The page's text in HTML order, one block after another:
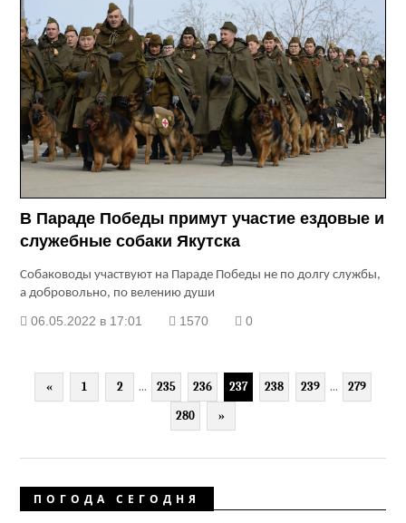
В Параде Победы примут участие ездовые и
служебные собаки Якутска
Собаководы участвуют на Параде Победы не по долгу службы,
а добровольно, по велению души
06.05.2022 в 17:01 1570 0
« 1 2 ... 235 236 237 238 239 ... 279
280 »
ПОГОДА СЕГОДНЯ